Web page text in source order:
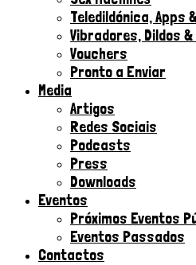
Teledildónica, Apps
Vibradores, Dildos &
Vouchers
Pronto a Enviar
Media
Artigos
Redes Sociais
Podcasts
Press
Downloads
Eventos
Próximos Eventos
Eventos Passados
Contactos